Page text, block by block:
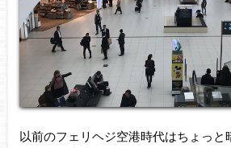
以前のフェリヘジ空港時代はちょっと